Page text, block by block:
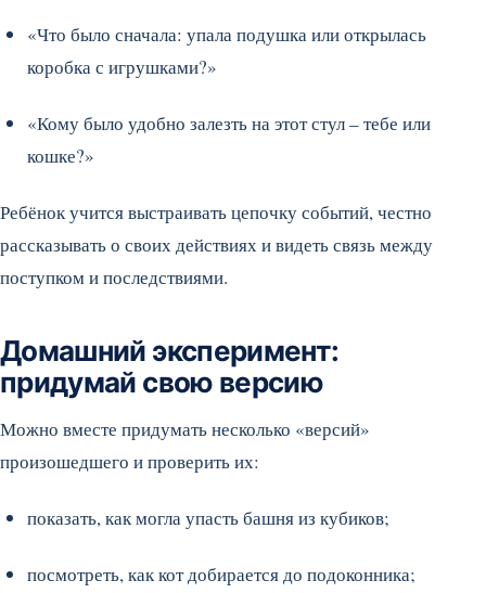
«Что было сначала: упала подушка или открылась
коробка с игрушками?»
«Кому было удобно залезть на этот стул – тебе или
кошке?»
Ребёнок учится выстраивать цепочку событий, честно
рассказывать о своих действиях и видеть связь между
поступком и последствиями.
Домашний эксперимент:
придумай свою версию
Можно вместе придумать несколько «версий»
произошедшего и проверить их:
показать, как могла упасть башня из кубиков;
посмотреть, как кот добирается до подоконника;